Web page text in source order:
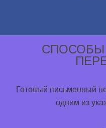
СПОСОБЫ
Готовый письменный
одним из